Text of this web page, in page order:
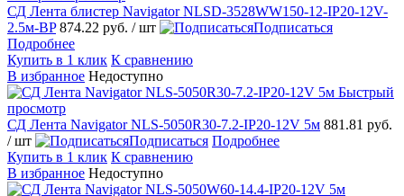
СД Лента блистер Navigator NLSD-3528WW150-12-IP20-12V-
2.5м-BP 874.22 руб. / шт
Подписаться
Подробнее
Купить в 1 клик К сравнению
В избранное Недоступно
Быстрый
просмотр
СД Лента Navigator NLS-5050R30-7.2-IP20-12V 5м 881.81 руб.
/ шт
Подписаться Подробнее
Купить в 1 клик К сравнению
В избранное Недоступно